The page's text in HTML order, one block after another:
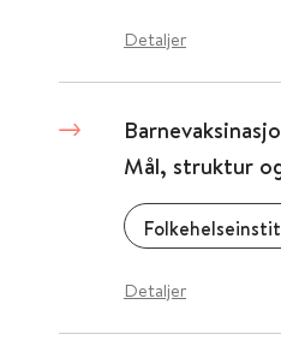
Detaljer
Mål, struktur
Detaljer